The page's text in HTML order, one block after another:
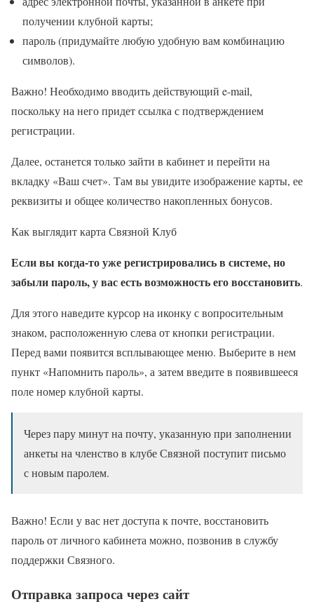
получении клубной карты;
пароль (придумайте любую удобную вам комбинацию
символов).
Важно! Необходимо вводить действующий e-mail,
поскольку на него придет ссылка с подтверждением
регистрации.
Далее, останется только зайти в кабинет и перейти на
вкладку «Ваш счет». Там вы увидите изображение карты, ее
реквизиты и общее количество накопленных бонусов.
Как выглядит карта Связной Клуб
Если вы когда-то уже регистрировались в системе, но
забыли пароль, у вас есть возможность его восстановить.
Для этого наведите курсор на иконку с вопросительным
знаком, расположенную слева от кнопки регистрации.
Перед вами появится всплывающее меню. Выберите в нем
пункт «Напомнить пароль», а затем введите в появившееся
поле номер клубной карты.
Через пару минут на почту, указанную при заполнении
анкеты на членство в клубе Связной поступит письмо
с новым паролем.
Важно! Если у вас нет доступа к почте, восстановить
пароль от личного кабинета можно, позвонив в службу
поддержки Связного.
Отправка запроса через сайт